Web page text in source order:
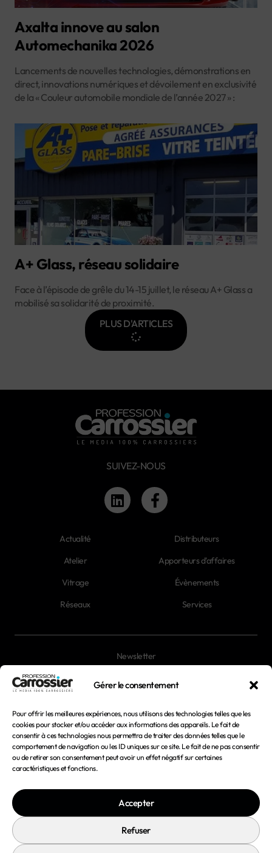
Gérer le consentement
Pour offrir les meilleures expériences, nous utilisons des technologies telles que les
cookies pour stocker et/ou accéder aux informations des appareils. Le fait de
consentir à ces technologies nous permettra de traiter des données telles que le
comportement de navigation ou les ID uniques sur ce site. Le fait de ne pas consentir
ou de retirer son consentement peut avoir un effet négatif sur certaines
caractéristiques et fonctions.
Accepter
Refuser
Axalta innove au salon
Automechanika 2026
Lancements de nouvelles technologies, démonstrations en
direct, innovations numériques et dévoilement en exclusivité
de la « Couleur automobile mondiale de l’année 2027 » :
A+ Glass, réseau solidaire
Face à l’épisode de grêle du 14-15 juillet, le réseau A+ Glass a
mobilisé sa solidarité de proximité.
PLUS D'ARTICLES
SUIVEZ-NOUS
Actualité
Atelier
Vitrage
Réseaux
Distributeurs
Apporteurs d'affaires
Évènements
Services
Newsletter
Mentions légales
Conditions générales d'utilisation
Conditions générales de vente
Politique de cookies